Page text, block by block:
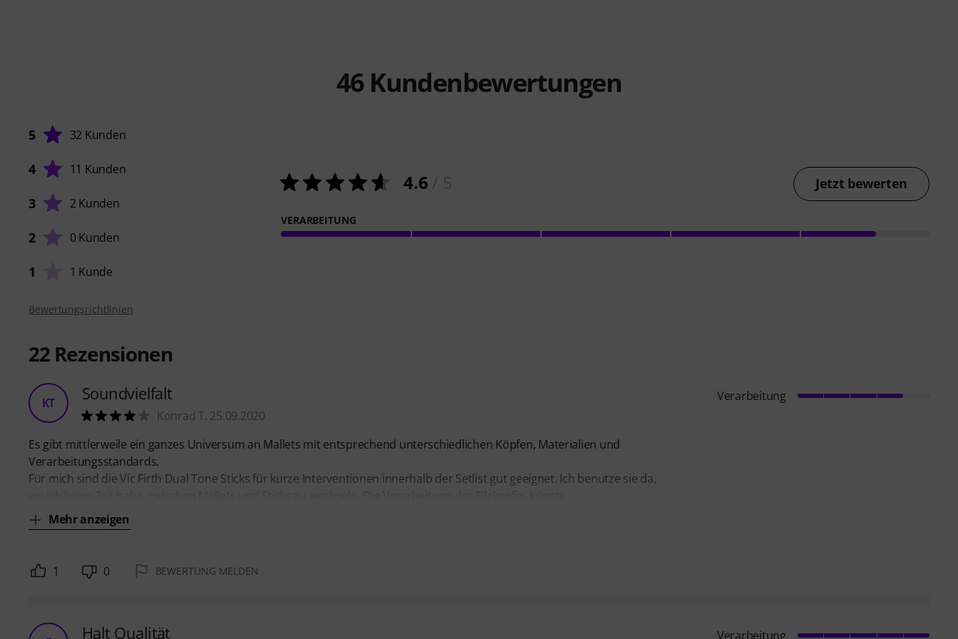
46Kundenbewertungen
5 32 Kunden
4 11 Kunden
3 2 Kunden
2 0 Kunden
1 1 Kunde
4.6 Jetzt bewerten
VERARBEITUNG
Bewertungsrichtlinien
22 Rezensionen
KT Soundvielfalt
Konrad T. 25.09.2020
Es gibt mittlerweile ein ganzes Universum an Mallets mit entsprechend unterschiedlichen Köpfen, Materialien und
Verarbeitungsstandards.
Für mich sind die Vic Firth Dual Tone Sticks für kurze Interventionen innerhalb der Setlist gut geeignet. Ich benutze sie da,
Mehr anzeigen
Verarbeitung
1 0 BEWERTUNG MELDEN
Halt Qualität Verarbeitung